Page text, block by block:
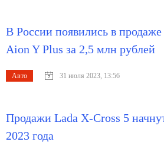
В России появились в
Aion Y Plus за 2,5 млн рублей
Авто 31 июля 2023, 13:56
Продажи Lada X-Cross 5
2023 года